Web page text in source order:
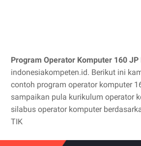
Program Operator Komputer 160 JP
indonesiakompeten.id. Berikut ini
contoh program operator komputer
sampaikan pula kurikulum operator
silabus operator komputer
TIK